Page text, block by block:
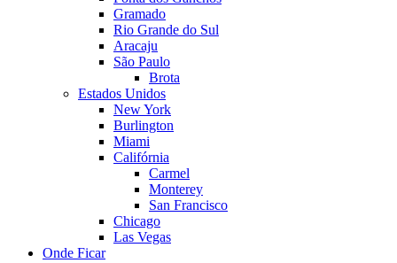
Gramado
Rio Grande do Sul
Aracaju
São Paulo
Brota
Estados Unidos
New York
Burlington
Miami
Califórnia
Carmel
Monterey
San Francisco
Chicago
Las Vegas
Onde Ficar